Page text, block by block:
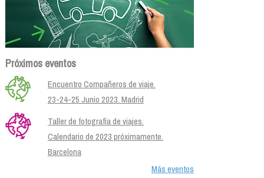
Próximos eventos
Encuentro Compañeros de viaje.
23-24-25 Junio 2023. Madrid
Taller de fotografía de viajes.
Calendario de 2023 próximamente.
Barcelona
Más eventos